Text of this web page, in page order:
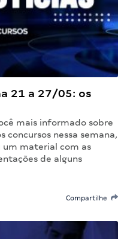
21 a 27/05: os
mais informado sobre
concursos nessa semana,
um material com as
de alguns
Compartilhe